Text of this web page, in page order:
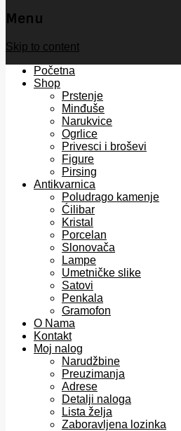
Menu
Skip to content
Početna
Shop
Prstenje
Minđuše
Narukvice
Ogrlice
Privesci i broševi
Figure
Pirsing
Antikvarnica
Poludrago kamenje
Ćilibar
Kristal
Porcelan
Slonovača
Lampe
Umetničke slike
Satovi
Penkala
Gramofon
O Nama
Kontakt
Moj nalog
Narudžbine
Preuzimanja
Adrese
Detalji naloga
Lista želja
Zaboravljena lozinka